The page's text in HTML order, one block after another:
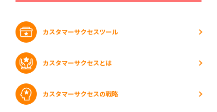
カスタマーサクセスツール
カスタマーサクセスとは
カスタマーサクセスの戦略